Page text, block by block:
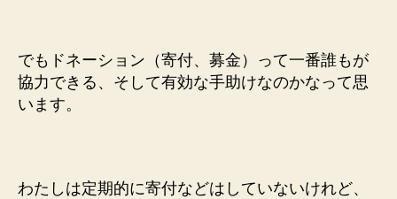
でもドネーション（寄付、募金）って一番誰もが
協力できる、そして有効な手助けなのかなって思
います。
わたしは定期的に寄付などはしていないけれど、